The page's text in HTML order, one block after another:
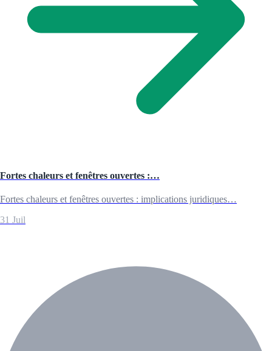
Fortes chaleurs et fenêtres ouvertes :…
Fortes chaleurs et fenêtres ouvertes : implications juridiques…
31 Juil